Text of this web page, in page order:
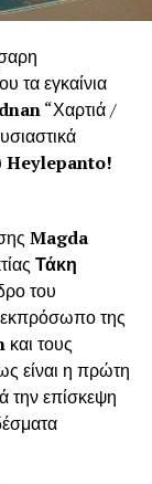
τα εγκαίνια
“Χαρτιά /
Heylepanto!
Magda
Τάκη
του
της
και τους
είναι η πρώτη
την επίσκεψη